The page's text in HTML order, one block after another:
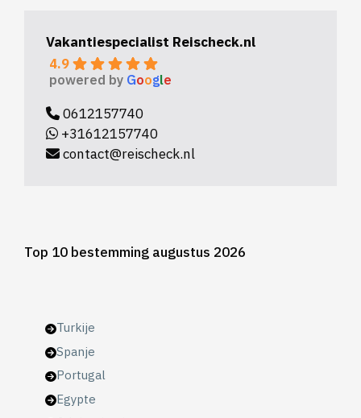
Vakantiespecialist Reischeck.nl
4.9
powered by Google
0612157740
+31612157740
contact@reischeck.nl
Top 10 bestemming augustus 2026
Turkije
Spanje
Portugal
Egypte